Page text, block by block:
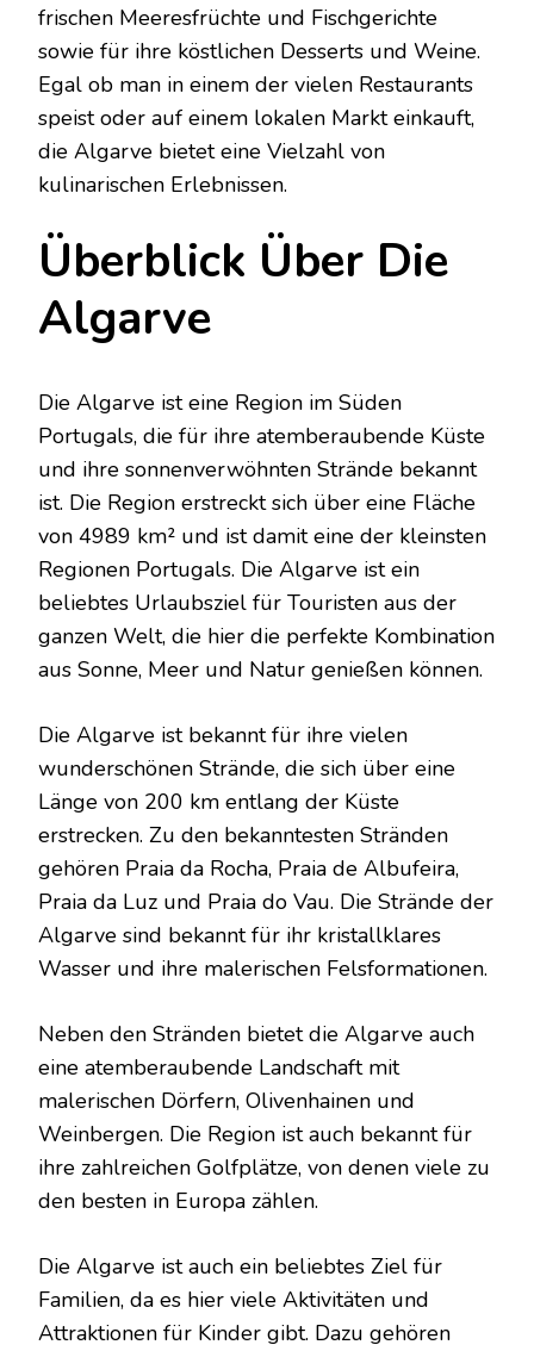
frischen Meeresfrüchte und Fischgerichte
sowie für ihre köstlichen Desserts und Weine.
Egal ob man in einem der vielen Restaurants
speist oder auf einem lokalen Markt einkauft,
die Algarve bietet eine Vielzahl von
kulinarischen Erlebnissen.
Überblick Über Die
Algarve
Die Algarve ist eine Region im Süden
Portugals, die für ihre atemberaubende Küste
und ihre sonnenverwöhnten Strände bekannt
ist. Die Region erstreckt sich über eine Fläche
von 4989 km² und ist damit eine der kleinsten
Regionen Portugals. Die Algarve ist ein
beliebtes Urlaubsziel für Touristen aus der
ganzen Welt, die hier die perfekte Kombination
aus Sonne, Meer und Natur genießen können.
Die Algarve ist bekannt für ihre vielen
wunderschönen Strände, die sich über eine
Länge von 200 km entlang der Küste
erstrecken. Zu den bekanntesten Stränden
gehören Praia da Rocha, Praia de Albufeira,
Praia da Luz und Praia do Vau. Die Strände der
Algarve sind bekannt für ihr kristallklares
Wasser und ihre malerischen Felsformationen.
Neben den Stränden bietet die Algarve auch
eine atemberaubende Landschaft mit
malerischen Dörfern, Olivenhainen und
Weinbergen. Die Region ist auch bekannt für
ihre zahlreichen Golfplätze, von denen viele zu
den besten in Europa zählen.
Die Algarve ist auch ein beliebtes Ziel für
Familien, da es hier viele Aktivitäten und
Attraktionen für Kinder gibt. Dazu gehören